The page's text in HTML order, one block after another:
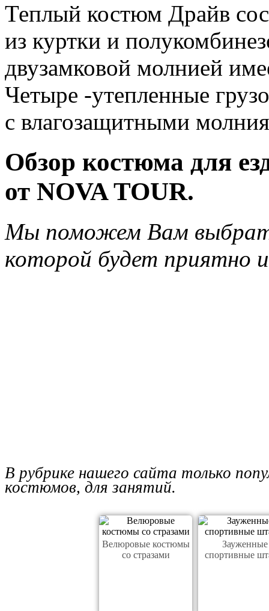
Теплый костюм Драйв
из куртки и
двузамковой молнией
Четыре -утепленные
с влагозащитными
Обзор костюма для
от NOVA TOUR.
Мы поможем Вам
которой будет приятно
В рубрике нашего сайта только
костюмов, для занятий.
Велюровые костюмы
со стразами
Зауженные
спортивные